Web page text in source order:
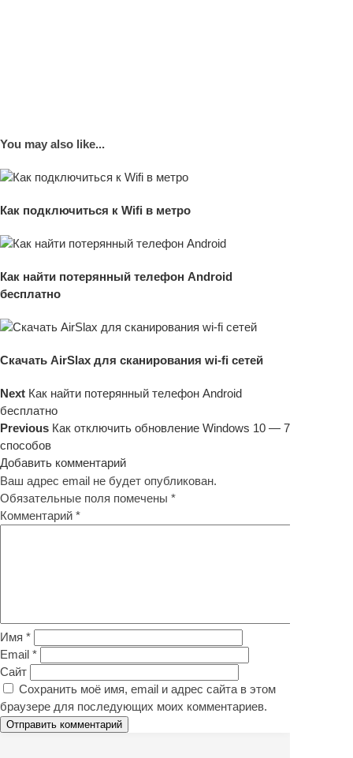
You may also like...
Как подключиться к Wifi в метро
Как найти потерянный телефон Android
бесплатно
Скачать AirSlax для сканирования wi-fi сетей
Next Как найти потерянный телефон Android
бесплатно
Previous Как отключить обновление Windows 10 — 7
способов
Добавить комментарий
Ваш адрес email не будет опубликован.
Обязательные поля помечены *
Комментарий *
Имя *
Email *
Сайт
Сохранить моё имя, email и адрес сайта в этом
браузере для последующих моих комментариев.